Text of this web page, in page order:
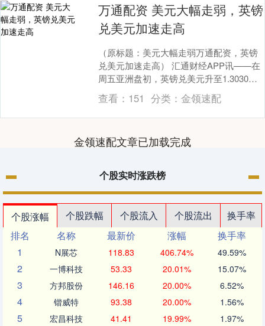
万通配资 美元大幅走弱，英镑
兑美元加速走高
（原标题：美元大幅走弱万通配资，英镑
兑美元加速走高） 汇通财经APP讯——在
周五亚洲盘初，英镑兑美元升至1.3030附
近，连续第四个交易日走高，背后的关键
驱动是....
查看： 151 分类： 金领速配
金领速配文章已加载完成
个股实时涨跌榜
个股涨幅 个股跌幅 个股流入 个股流出
换手率
排名
名称 最新价 涨幅
换手率
1
N展芯 118.83 406.74% 49.59%
2 一博科技 53.33 20.01% 15.07%
3 方邦股份 146.16 20.00% 6.52%
4 锴威特 93.38 20.00% 1.56%
5 宏昌科技 41.41 19.99% 1.97%